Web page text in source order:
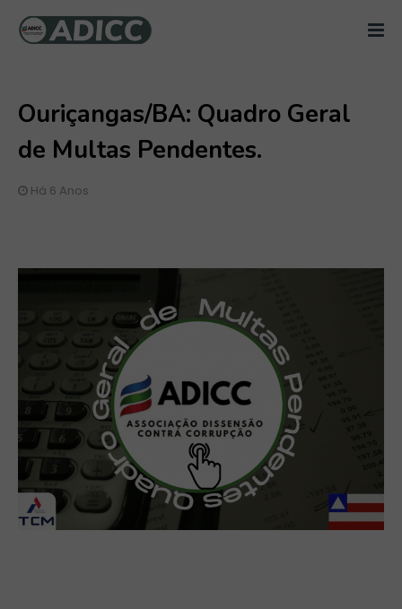
Ouriçangas/BA: Quadro Geral
de Multas Pendentes.
Há 6 Anos